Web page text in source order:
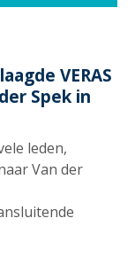
VERAS
Spek in
leden,
Van der